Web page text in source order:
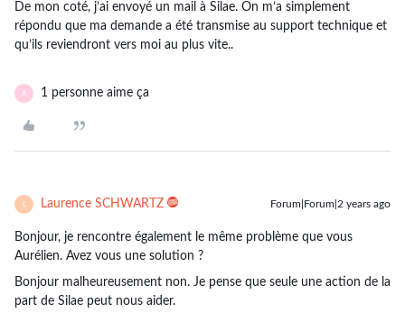
De mon coté, j’ai envoyé un mail à Silae. On m’a simplement
répondu que ma demande a été transmise au support technique et
qu’ils reviendront vers moi au plus vite..
A 1 personne aime ça
L Laurence SCHWARTZ Forum|Forum|2 years ago
Bonjour, je rencontre également le même problème que vous
Aurélien. Avez vous une solution ?
Bonjour malheureusement non. Je pense que seule une action de la
part de Silae peut nous aider.